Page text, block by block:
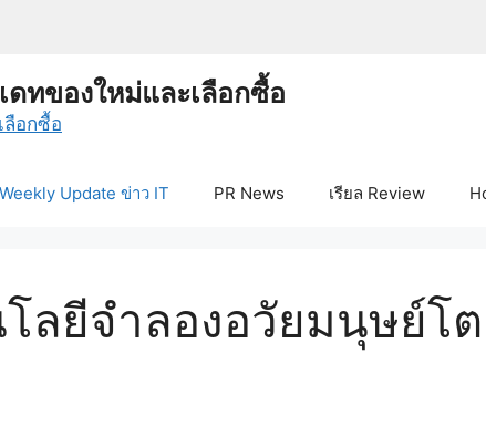
ทของใหม่และเลือกซื้อ
Weekly Update ข่าว IT PR News เรียล Review
ลยีจำลองอวัยมนุษย์โ